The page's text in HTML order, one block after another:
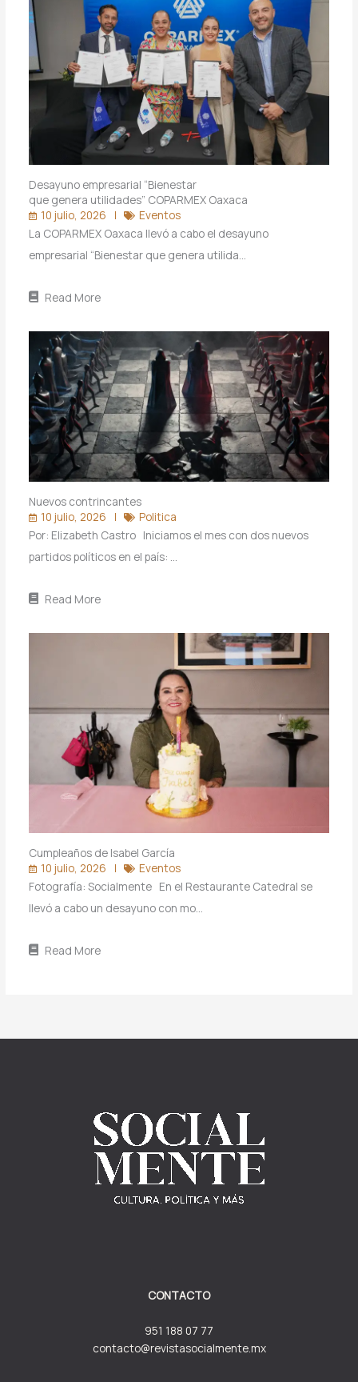
Desayuno empresarial “Bienestar
que genera utilidades” COPARMEX Oaxaca
10 julio, 2026
Eventos
La COPARMEX Oaxaca llevó a cabo el desayuno
empresarial “Bienestar que genera utilida…
Read More
Nuevos contrincantes
10 julio, 2026
Politica
Por: Elizabeth Castro Iniciamos el mes con dos nuevos
partidos políticos en el país: …
Read More
Cumpleaños de Isabel García
10 julio, 2026
Eventos
Fotografía: Socialmente En el Restaurante Catedral se
llevó a cabo un desayuno con mo…
Read More
CONTACTO
951 188 07 77
contacto@revistasocialmente.mx